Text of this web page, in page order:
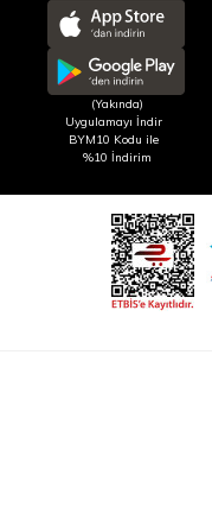
(Yakında)
Uygulamayı İndir
BYM10 Kodu ile
%10 İndirim